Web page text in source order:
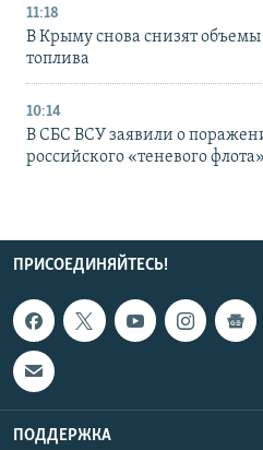
11:18
В Крыму снова снизят
топлива
10:14
В СБС ВСУ заявили о
российского «теневого
ПРИСОЕДИНЯЙТЕСЬ!
ПОДДЕРЖКА